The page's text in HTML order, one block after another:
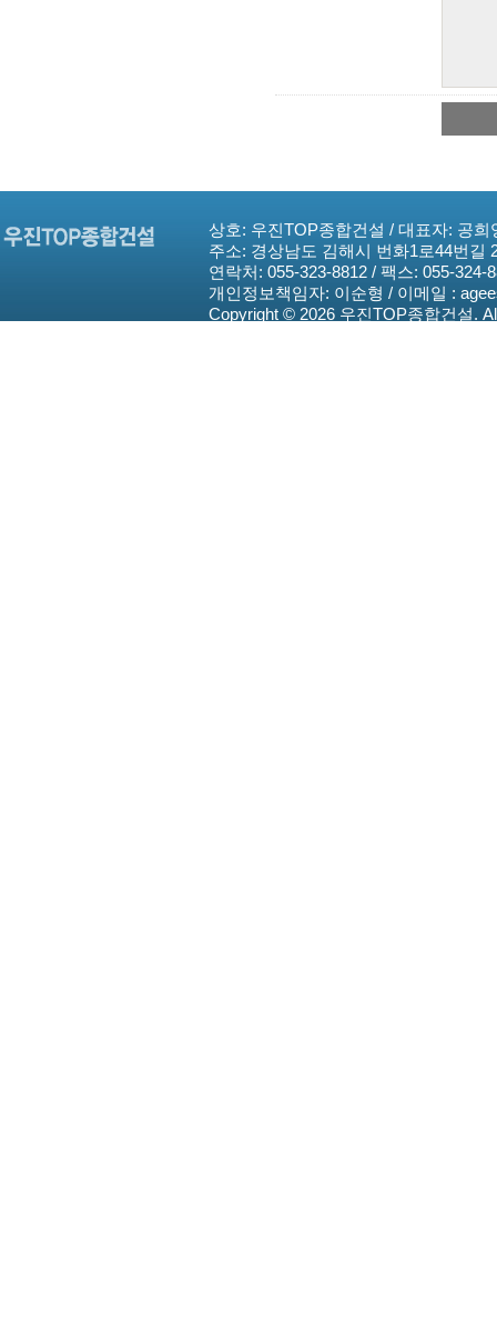
상호: 우진TOP종합건설 / 대표자: 공희
주소: 경상남도 김해시 번화1로44번길
연락처: 055-323-8812 / 팩스: 055-324-
개인정보책임자: 이순형 / 이메일 :
Copyright © 2026 우진TOP종합건설.